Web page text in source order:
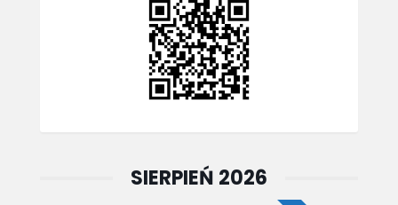
SIERPIEŃ 2026